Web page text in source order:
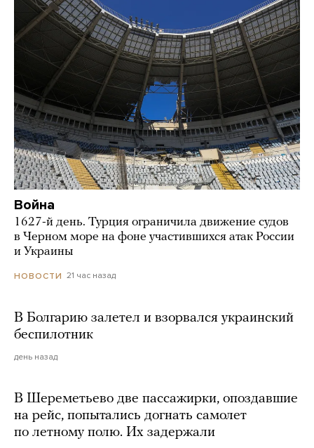
Война
1627-й день. Турция ограничила движение судов
в Черном море на фоне участившихся атак России
и Украины
НОВОСТИ 21 час назад
В Болгарию залетел и взорвался украинский
беспилотник
день назад
В Шереметьево две пассажирки, опоздавшие
на рейс, попытались догнать самолет
по летному полю. Их задержали